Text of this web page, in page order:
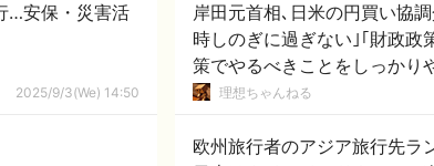
…安保・災害活
2025/9/3(We) 14:50
岸田元首相､日米の円買い協
時しのぎに過ぎない｣｢財政政
策でやるべきことをしっかり
ことが大事｣
理想ちゃんねる
欧州旅行者のアジア旅行先ラ